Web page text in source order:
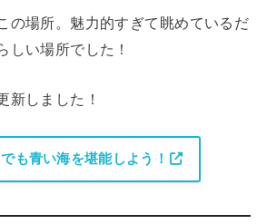
の場所。魅力的すぎて眺めているだ
しい場所でした！
新しました！
も青い海を堪能しよう！